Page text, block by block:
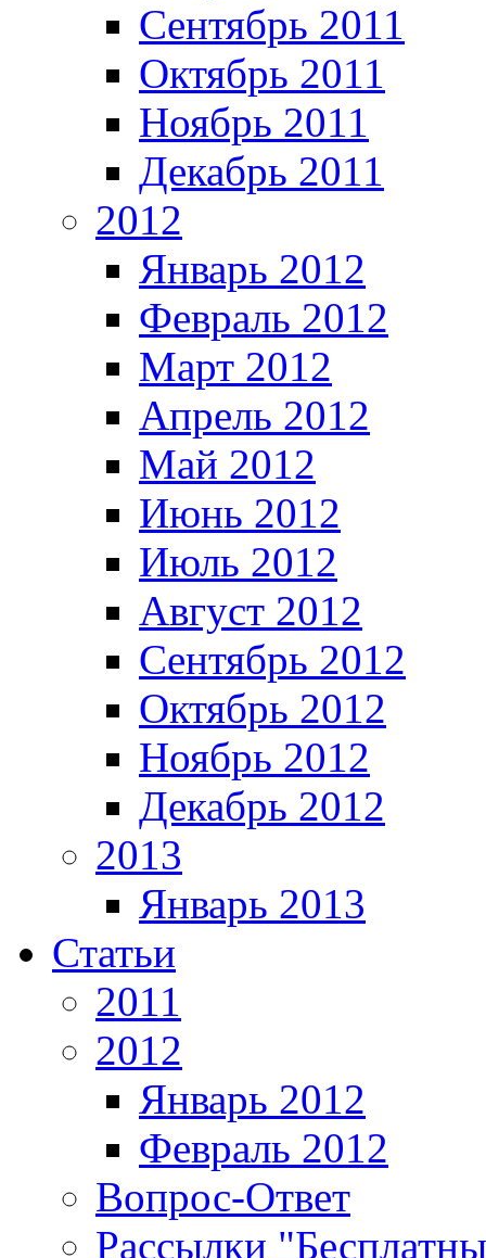
Сентябрь 2011
Октябрь 2011
Ноябрь 2011
Декабрь 2011
2012
Январь 2012
Февраль 2012
Март 2012
Апрель 2012
Май 2012
Июнь 2012
Июль 2012
Август 2012
Сентябрь 2012
Октябрь 2012
Ноябрь 2012
Декабрь 2012
2013
Январь 2013
Статьи
2011
2012
Январь 2012
Февраль 2012
Вопрос-Ответ
Рассылки